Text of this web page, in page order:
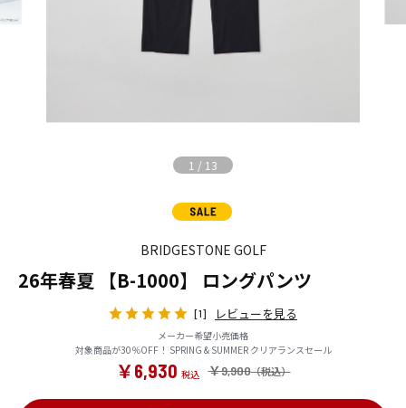
1 / 13
BRIDGESTONE GOLF
26年春夏 【B-1000】 ロングパンツ
[1] レビューを見る
メーカー希望小売価格
対象商品が30％OFF！ SPRING & SUMMER クリアランスセール
￥9,900
￥6,930